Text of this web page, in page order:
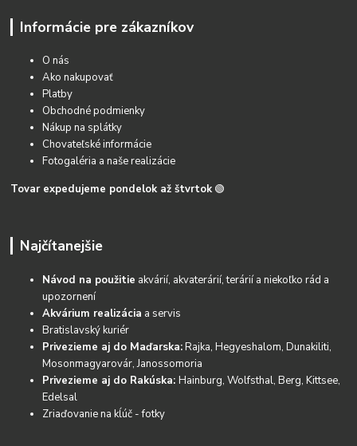
Informácie pre zákazníkov
O nás
Ako nakupovať
Platby
Obchodné podmienky
Nákup na splátky
Chovateľské informácie
Fotogaléria a naše realizácie
Tovar expedujeme pondelok až štvrtok 🟢
Najčítanejšie
Návod na použitie akvárií, akvaterárií, terárií a niekoľko rád a
upozornení
Akvárium realizácia a servis
Bratislavský kuriér
Privezieme aj do Maďarska:Rajka, Hegyeshalom, Dunakiliti,
Mosonmagyarovár, Janossomoria
Privezieme aj do Rakúska:Hainburg, Wolfsthal, Berg, Kittsee,
Edelsal
Zriaďovanie na kĺúč - fotky